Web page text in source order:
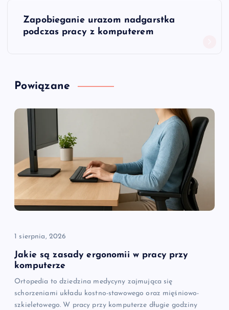
a
c
a
w
s
u
Zapobieganie urazom nadgarstka
podczas pracy z komputerem
Powiązane
1 sierpnia, 2026
Jakie są zasady ergonomii w pracy przy
komputerze
Ortopedia to dziedzina medycyny zajmująca się
schorzeniami układu kostno-stawowego oraz mięśniowo-
szkieletowego. W pracy przy komputerze długie godziny